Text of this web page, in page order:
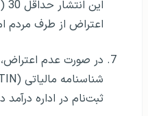
اعتراض از طرف مردم
در صورت عدم
ثبت‌نام در اداره